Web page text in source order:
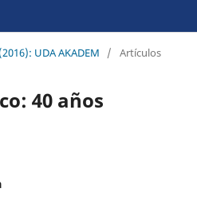
UDA AKADEM / Artículos
40 años